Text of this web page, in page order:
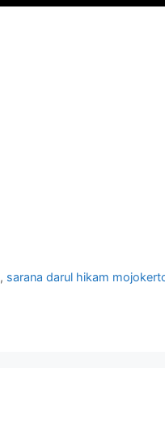
, sarana darul hikam